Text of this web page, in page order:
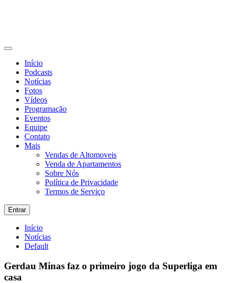
Início
Podcasts
Notícias
Fotos
Vídeos
Programação
Eventos
Equipe
Contato
Mais
Vendas de Altomoveis
Venda de Apartamentos
Sobre Nós
Política de Privacidade
Termos de Serviço
Entrar
Início
Notícias
Default
Gerdau Minas faz o primeiro jogo da Superliga em
casa